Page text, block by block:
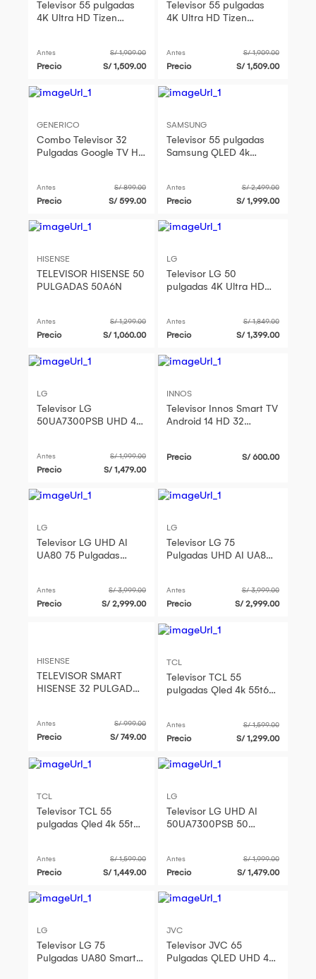
Televisor 55 pulgadas
4K Ultra HD Tizen
Antes S/ 1,909.00
Precio S/ 1,509.00
Televisor 55 pulgadas
4K Ultra HD Tizen
Antes S/ 1,909.00
Precio S/ 1,509.00
GENERICO
Combo Televisor 32
Pulgadas Google TV HD
Antes S/ 899.00
Precio S/ 599.00
SAMSUNG
Televisor 55 pulgadas
Samsung QLED 4k
Antena Digital
Antes S/ 2,499.00
Precio S/ 1,999.00
HISENSE
TELEVISOR HISENSE 50
PULGADAS 50A6N
Antes S/ 1,299.00
Precio S/ 1,060.00
LG
Televisor LG 50
pulgadas 4K Ultra HD
Antes S/ 1,849.00
Precio S/ 1,399.00
LG
Televisor LG
50UA7300PSB UHD 4K
Antes S/ 1,999.00
Precio S/ 1,479.00
INNOS
Televisor Innos Smart TV
Android 14 HD 32
Precio S/ 600.00
LG
Televisor LG UHD AI
UA80 75 Pulgadas
Antes S/ 3,999.00
Precio S/ 2,999.00
LG
Televisor LG 75
Pulgadas UHD AI UA80
Antes S/ 3,999.00
Precio S/ 2,999.00
HISENSE
TELEVISOR SMART
HISENSE 32 PULGADAS
Antes S/ 999.00
Precio S/ 749.00
TCL
Televisor TCL 55
pulgadas Qled 4k 55t6c
Antes S/ 1,599.00
Precio S/ 1,299.00
TCL
Televisor TCL 55
pulgadas Qled 4k 55t6c
Antes S/ 1,599.00
Precio S/ 1,449.00
LG
Televisor LG UHD AI
50UA7300PSB 50
Antes S/ 1,999.00
Precio S/ 1,479.00
LG
Televisor LG 75
Pulgadas UA80 Smart
JVC
Televisor JVC 65
Pulgadas QLED UHD 4K